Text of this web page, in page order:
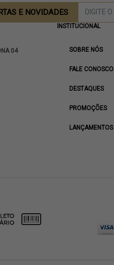
E NOVIDADES
04
INSTITUCIONAL
SOBRE NÓS
FALE CONOSCO
DESTAQUES
PROMOÇÕES
LANÇAMENTOS